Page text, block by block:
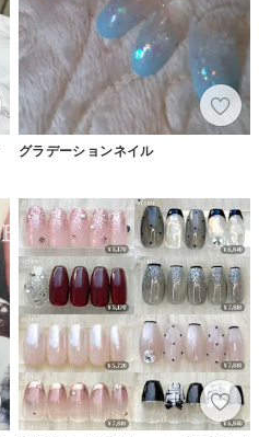
グラデーションネイル